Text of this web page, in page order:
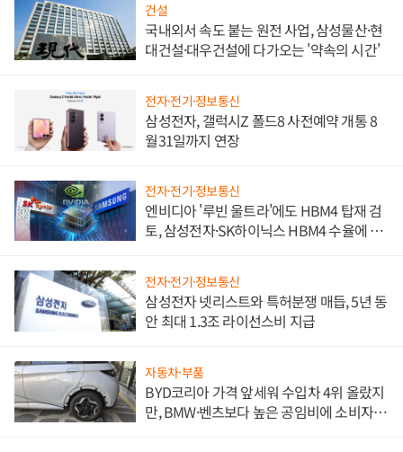
건설
국내외서 속도 붙는 원전 사업, 삼성물산·현
대건설·대우건설에 다가오는 '약속의 시간'
전자·전기·정보통신
삼성전자, 갤럭시Z 폴드8 사전예약 개통 8
월31일까지 연장
전자·전기·정보통신
엔비디아 '루빈 울트라'에도 HBM4 탑재 검
토, 삼성전자·SK하이닉스 HBM4 수율에 주
전자·전기·정보통신
삼성전자 넷리스트와 특허분쟁 매듭, 5년 동
안 최대 1.3조 라이선스비 지급
자동차·부품
BYD코리아 가격 앞세워 수입차 4위 올랐지
만, BMW·벤츠보다 높은 공임비에 소비자